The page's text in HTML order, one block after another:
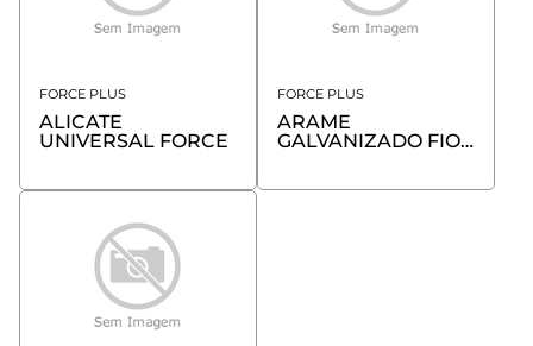
FORCE PLUS
ALICATE
UNIVERSAL FORCE
FORCE PLUS
ARAME
GALVANIZADO FIO